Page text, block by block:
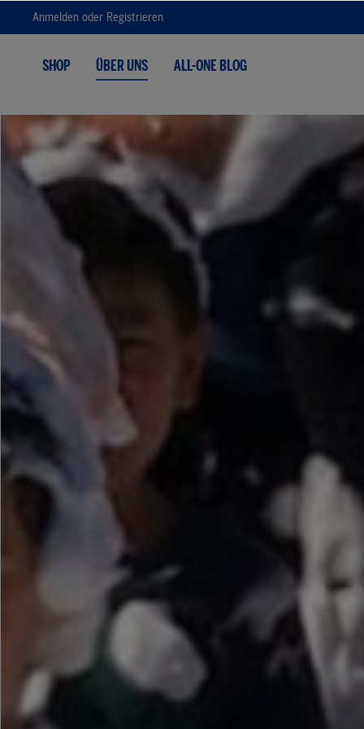
Zur Hauptnavigation springen
Anmelden oder Registrieren
SHOP ÜBER UNS ALL-ONE BLOG